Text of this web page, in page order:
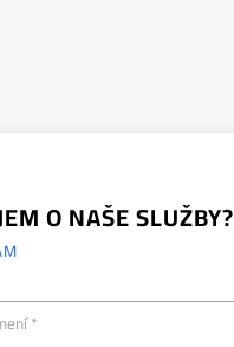
O NAŠE SLUŽBY?
*